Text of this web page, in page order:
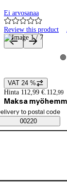
Ei arvosanaa
Review this product
Product
Price details
VAT 24 %
Hinta 112,99 €. 112,99
Maksa
order method
to postal code
00220